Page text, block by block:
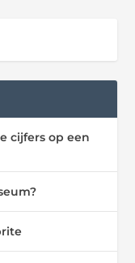
cijfers op een